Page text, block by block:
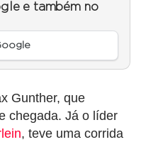
e também no
Gunther, que
chegada. Já o líder
, teve uma corrida